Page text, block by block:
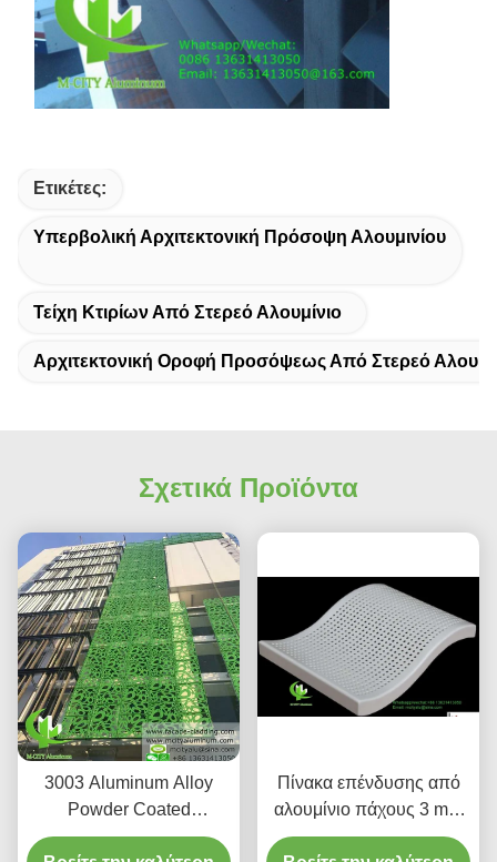
Ετικέτες:
Υπερβολική Αρχιτεκτονική Πρόσοψη Αλουμινίου
Τείχη Κτιρίων Από Στερεό Αλουμίνιο
Αρχιτεκτονική Οροφή Προσόψεως Από Στερεό
Σχετικά Προϊόντα
3003 Aluminum Alloy
Powder Coated
Προσαρμοσμένο Σχέδιο
Πίνακα επένδυσης από
αλουμίνιο πάχους 3 mm
με χρώμα PVDF για